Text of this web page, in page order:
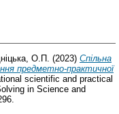
О.П. (2023) Спільна
предметно-практичної
scientific and practical
in Science and